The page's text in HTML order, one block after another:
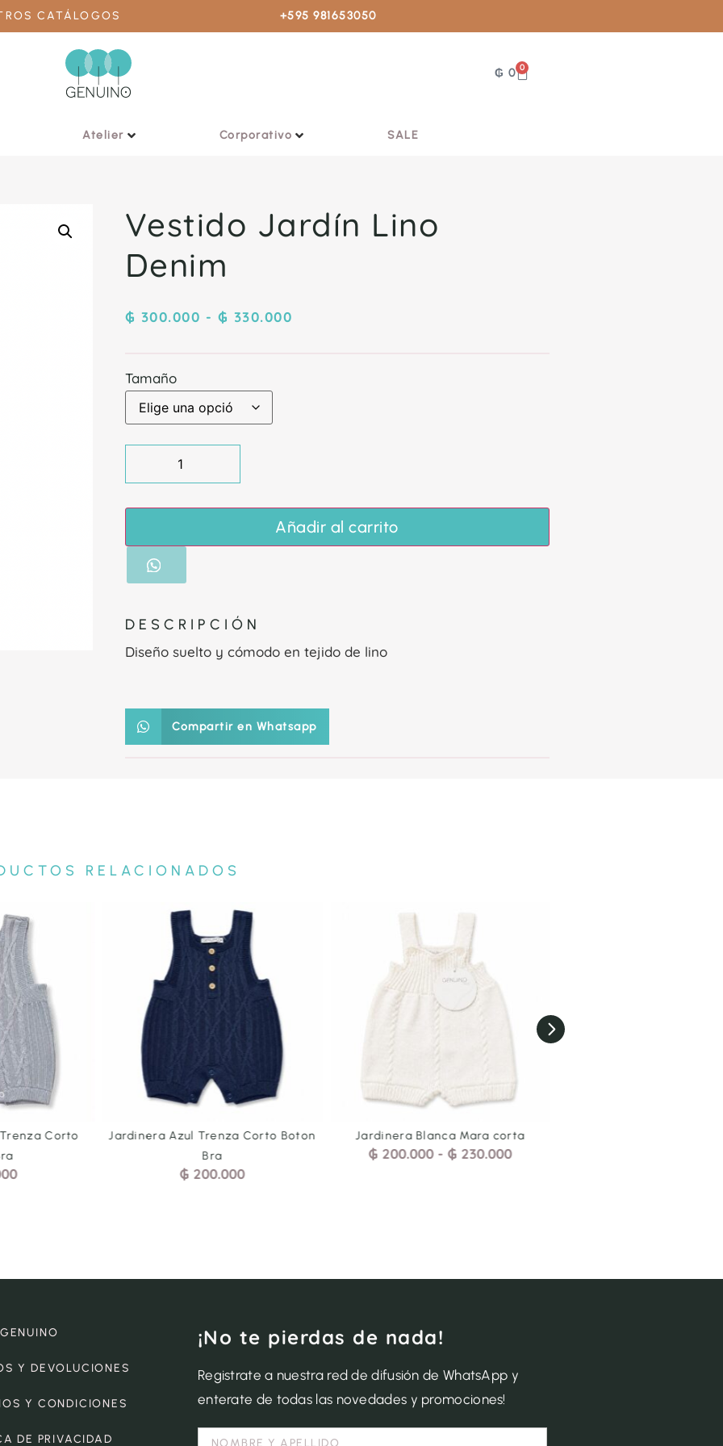
CATÁLOGOS +595 981653050
₲ 0 0
Atelier Corporativo SALE
Vestido Jardín Lino
Denim
₲ 300.000 - ₲ 330.000
Tamaño
Añadir al carrito
DESCRIPCIÓN
Diseño suelto y cómodo en tejido de lino
Compartir en Whatsapp
RELACIONADOS
Corto
Jardinera Azul Trenza Corto Boton
Bra
₲ 200.000
Jardinera Blanca Mara corta
₲ 200.000 - ₲ 230.000
Y DEVOLUCIONES
Y CONDICIONES
DE PRIVACIDAD
¡No te pierdas de nada!
Registrate a nuestra red de difusión de WhatsApp y
enterate de todas las novedades y promociones!